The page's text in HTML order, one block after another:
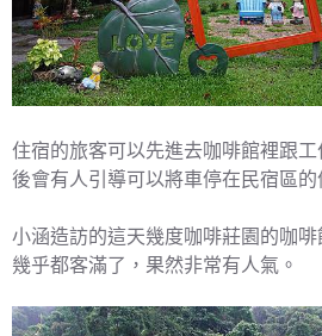
住宿的旅客可以先進去咖啡館裡跟
後會有人引導可以將車停在民宿區的
小涵造訪的這天幾度咖啡莊園的咖啡
幾乎都客滿了，果然非常有人氣。